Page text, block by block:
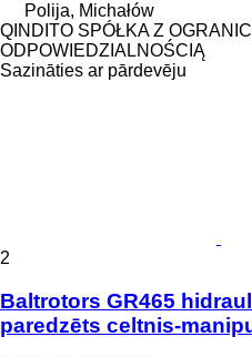
Polija, Michałów
QINDITO SPÓŁKA Z
ODPOWIEDZIALNOŚCIĄ
Sazināties ar pārdevēju
2
Baltrotors GR465
paredzēts celtnis-